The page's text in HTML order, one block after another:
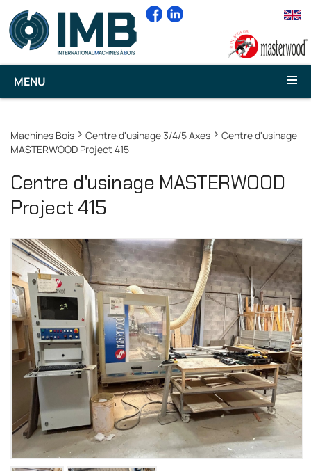
MENU
Machines Bois Centre d'usinage 3/4/5 Axes
Centre d'usinage
MASTERWOOD Project 415
Centre d'usinage MASTERWOOD
Project 415